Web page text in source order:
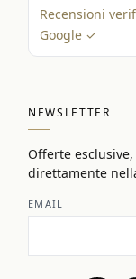
Recensioni
Google ✓
NEWSLETTER
Offerte
direttamente
EMAIL